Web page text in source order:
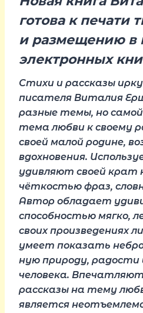
готова к печати
и размещению в
электронных
Стихи и рассказы
писателя Виталия
разные темы, но
тема любви к своему
своей малой родине,
вдохновения.
удивляют своей крат
чёткостью фраз,
Автор обладает
способностью мягко,
своих произведениях
умеет показать
ную природу, радости
человека.
рассказы на тему
является